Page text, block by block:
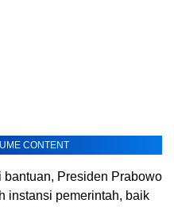
CONTENT
Presiden Prabowo
instansi pemerintah, baik